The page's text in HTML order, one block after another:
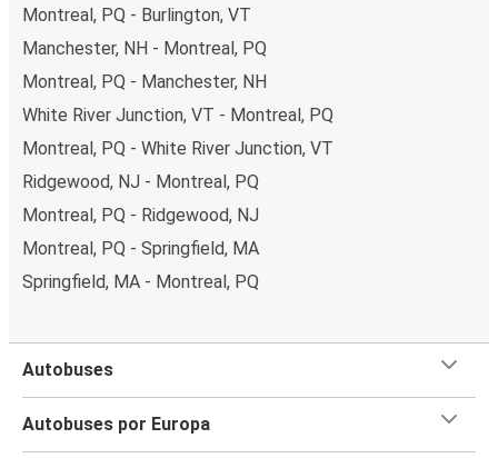
Montreal, PQ - Burlington, VT
Manchester, NH - Montreal, PQ
Montreal, PQ - Manchester, NH
White River Junction, VT - Montreal, PQ
Montreal, PQ - White River Junction, VT
Ridgewood, NJ - Montreal, PQ
Montreal, PQ - Ridgewood, NJ
Montreal, PQ - Springfield, MA
Springfield, MA - Montreal, PQ
Autobuses
Autobuses por Europa